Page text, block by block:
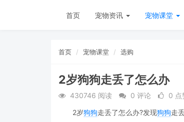
首页 宠物资讯 宠物课堂
首页 宠物课堂 选购
2岁狗狗走丢了怎么办
430746 阅读 0 评论
0 点
2岁狗狗走丢了怎么办?发现狗狗走